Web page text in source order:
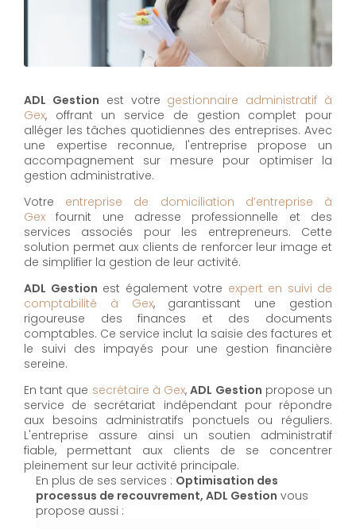
ADL Gestion est votre gestionnaire administratif à
Gex, offrant un service de gestion complet pour
alléger les tâches quotidiennes des entreprises. Avec
une expertise reconnue, l'entreprise propose un
accompagnement sur mesure pour optimiser la
gestion administrative.
Votre entreprise de domiciliation d’entreprise à
Gex fournit une adresse professionnelle et des
services associés pour les entrepreneurs. Cette
solution permet aux clients de renforcer leur image et
de simplifier la gestion de leur activité.
ADL Gestion est également votre expert en suivi de
comptabilité à Gex, garantissant une gestion
rigoureuse des finances et des documents
comptables. Ce service inclut la saisie des factures et
le suivi des impayés pour une gestion financière
sereine.
En tant que secrétaire à Gex,ADL Gestion propose un
service de secrétariat indépendant pour répondre
aux besoins administratifs ponctuels ou réguliers.
L'entreprise assure ainsi un soutien administratif
fiable, permettant aux clients de se concentrer
pleinement sur leur activité principale.
En plus de ses services : Optimisation des
processus de recouvrement, ADL Gestion vous
propose aussi :